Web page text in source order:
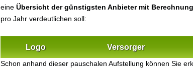
eine Übersicht der günstigsten Anbieter mit
pro Jahr verdeutlichen soll:
Logo Versorger
Schon anhand dieser pauschalen Aufstellung können Sie